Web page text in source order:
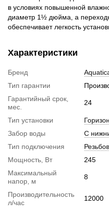
в условиях повышенной
диаметр 1½ дюйма, а
обеспечивает легкость
Характеристики
Бренд
Тип гарантии
Гарантийный срок,
мес.
24
Тип установки
Забор воды
С
Тип подключения
Мощность, Вт
245
Максимальный
напор, м
8
Производительность
л/час
12000